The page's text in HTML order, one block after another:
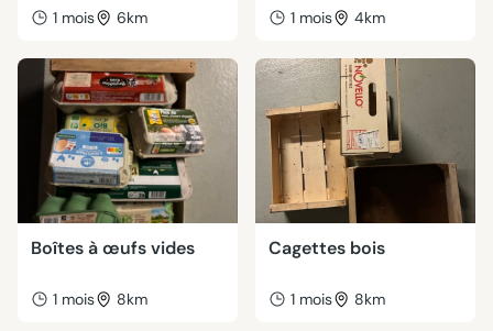
1 mois 6km 1 mois 4km
Boîtes à œufs vides
1 mois 8km
Cagettes bois
1 mois 8km